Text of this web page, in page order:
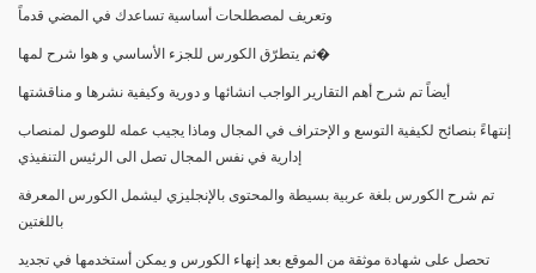
وتعريف لمصطلحات أساسية تساعدك في المضي قدماً
ثم يتطرّق الكورس للجزء الأساسي و هوا شرح لمها�
أيضاً تم شرح أهم التقارير الواجب انشائها و دورية وكيفية نشرها و مناقشتها
إنتهاءً بنصائح لكيفية التوسع و الإحتراف في المجال وماذا يجيب عمله للوصول لمنصاب
إدارية في نفس المجال تصل الى الرئيس التنفيذي
تم شرح الكورس بلغة عربية بسيطة والمحتوى بالإنجليزي ليشمل الكورس المعرفة
باللغتين
تحصل على شهادة موثقة من الموقع بعد إنهاء الكورس و يمكن أستخدمها في تجديد